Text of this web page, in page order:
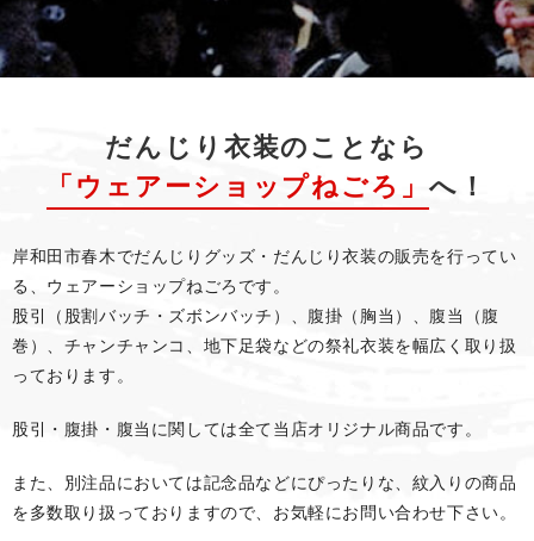
だんじり衣装のことなら
「ウェアーショップねごろ」へ！
岸和田市春木でだんじりグッズ・だんじり衣装の販売を行ってい
る、ウェアーショップねごろです。
股引（股割バッチ・ズボンバッチ）、腹掛（胸当）、腹当（腹
巻）、チャンチャンコ、 地下足袋などの祭礼衣装を幅広く取り扱
っております。
股引・腹掛・腹当に関しては全て当店オリジナル商品です。
また、別注品においては記念品などにぴったりな、紋入りの商品
を多数取り扱っておりますので、お気軽にお問い合わせ下さい。